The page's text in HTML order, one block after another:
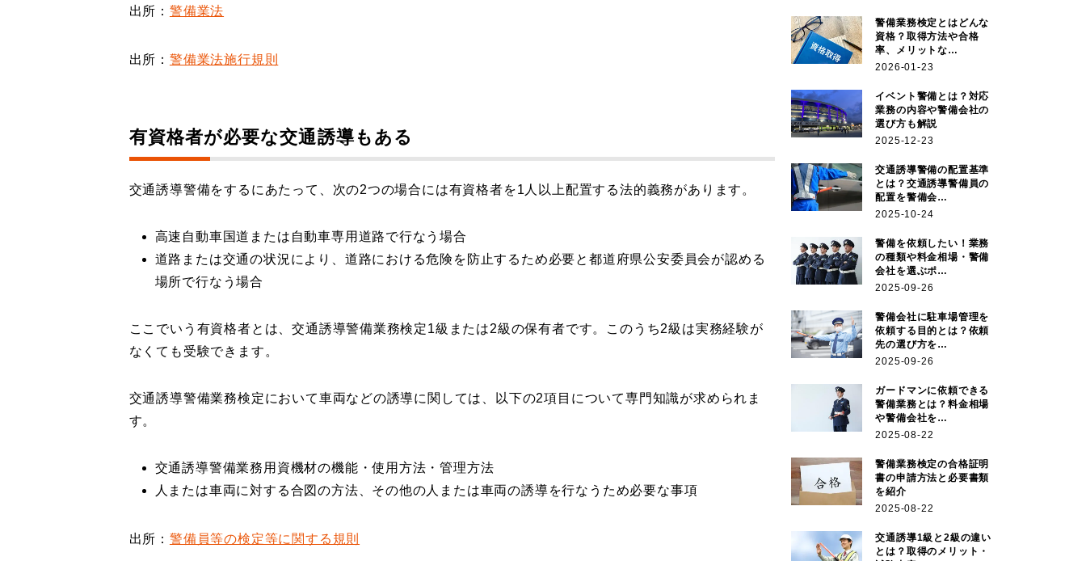
出所： 警備業法
出所： 警備業法施行規則
有資格者が必要な交通誘導もある
交通誘導警備をするにあたって、次の2つの場合には有資格者を1人以上配置する法的義務があります。
高速自動車国道または自動車専用道路で行なう場合
道路または交通の状況により、道路における危険を防止するため必要と都道府県公安委員会が認める
場所で行なう場合
ここでいう有資格者とは、交通誘導警備業務検定1級または2級の保有者です。このうち2級は実務経験が
なくても受験できます。
交通誘導警備業務検定において車両などの誘導に関しては、以下の2項目について専門知識が求められま
す。
交通誘導警備業務用資機材の機能・使用方法・管理方法
人または車両に対する合図の方法、その他の人または車両の誘導を行なうため必要な事項
出所： 警備員等の検定等に関する規則
警備業務検定とはどんな
資格？取得方法や合格
率、メリットな…
2026-01-23
イベント警備とは？対応
業務の内容や警備会社の
選び方も解説
2025-12-23
交通誘導警備の配置基準
とは？交通誘導警備員の
配置を警備会…
2025-10-24
警備を依頼したい！業務
の種類や料金相場・警備
会社を選ぶポ…
2025-09-26
警備会社に駐車場管理を
依頼する目的とは？依頼
先の選び方を…
2025-09-26
ガードマンに依頼できる
警備業務とは？料金相場
や警備会社を…
2025-08-22
警備業務検定の合格証明
書の申請方法と必要書類
を紹介
2025-08-22
交通誘導1級と2級の違い
とは？取得のメリット・